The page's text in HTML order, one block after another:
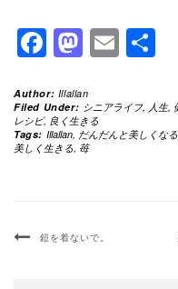
Facebook
Email
Author: Illallan
Filed Under: シニアライフ, 人生,
レシピ, 良く生きる
Tags: Illallan, だんだんと美しくな
美しく生きる, 苺
鎧を着ないで。